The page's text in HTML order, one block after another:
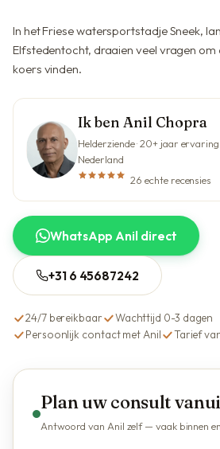
In het Friese watersportstadje Sneek,
Elfstedentocht, draaien veel vragen
koers vinden.
Ik ben Anil Chopra
Helderziende · 20+ jaar
Nederland
26 echte recensies
WhatsApp Anil direct
+31 6 45687242
24/7 bereikbaar
Wachttijd 0-3 dagen
Persoonlijk contact met Anil
Tarief
Plan uw consult
Antwoord van Anil zelf — vaak binnen